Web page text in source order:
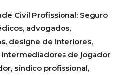
Civil Profissional: Seguro
advogados,
designe de interiores,
de jogador
síndico profissional,